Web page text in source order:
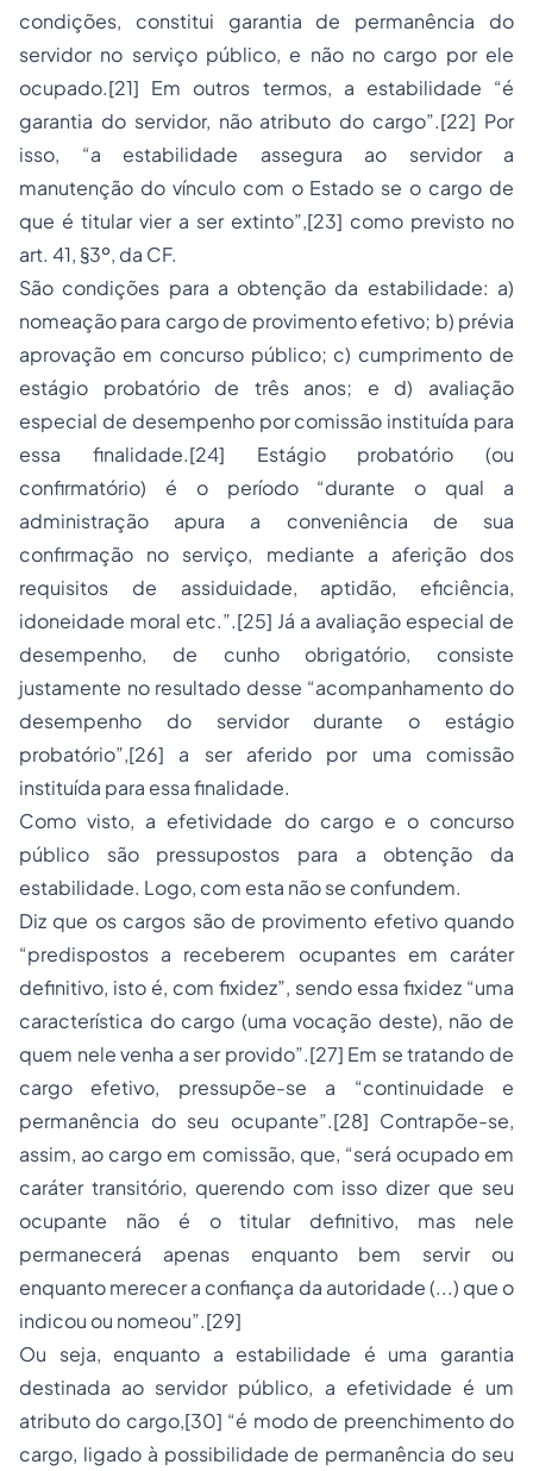
condições, constitui garantia de permanência do
servidor no serviço público, e não no cargo por ele
ocupado.[21] Em outros termos, a estabilidade “é
garantia do servidor, não atributo do cargo”.[22] Por
isso, “a estabilidade assegura ao servidor a
manutenção do vínculo com o Estado se o cargo de
que é titular vier a ser extinto”,[23] como previsto no
art. 41, §3º, da CF.
São condições para a obtenção da estabilidade: a)
nomeação para cargo de provimento efetivo; b) prévia
aprovação em concurso público; c) cumprimento de
estágio probatório de três anos; e d) avaliação
especial de desempenho por comissão instituída para
essa finalidade.[24] Estágio probatório (ou
confirmatório) é o período “durante o qual a
administração apura a conveniência de sua
confirmação no serviço, mediante a aferição dos
requisitos de assiduidade, aptidão, eficiência,
idoneidade moral etc.”.[25] Já a avaliação especial de
desempenho, de cunho obrigatório, consiste
justamente no resultado desse “acompanhamento do
desempenho do servidor durante o estágio
probatório”,[26] a ser aferido por uma comissão
instituída para essa finalidade.
Como visto, a efetividade do cargo e o concurso
público são pressupostos para a obtenção da
estabilidade. Logo, com esta não se confundem.
Diz que os cargos são de provimento efetivo quando
“predispostos a receberem ocupantes em caráter
definitivo, isto é, com fixidez”, sendo essa fixidez “uma
característica do cargo (uma vocação deste), não de
quem nele venha a ser provido”.[27] Em se tratando de
cargo efetivo, pressupõe-se a “continuidade e
permanência do seu ocupante”.[28] Contrapõe-se,
assim, ao cargo em comissão, que, “será ocupado em
caráter transitório, querendo com isso dizer que seu
ocupante não é o titular definitivo, mas nele
permanecerá apenas enquanto bem servir ou
enquanto merecer a confiança da autoridade (...) que o
indicou ou nomeou”.[29]
Ou seja, enquanto a estabilidade é uma garantia
destinada ao servidor público, a efetividade é um
atributo do cargo,[30] “é modo de preenchimento do
cargo, ligado à possibilidade de permanência do seu